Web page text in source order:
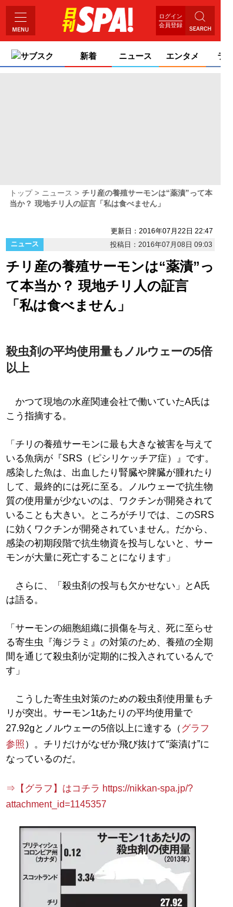
ログイン
会員登録
サブスク 新着 ニュース エンタメ ライ
トップ ニュース
チリ産の養殖サーモンは“薬漬”って本
当か？ 現地チリ人の証言「私は食べません」
更新日：2016年07月22日 22:47
ニュース
投稿日：2016年07月08日 09:03
チリ産の養殖サーモンは“薬漬”っ
て本当か？ 現地チリ人の証言
「私は食べません」
殺虫剤の平均使用量もノルウェーの5倍
以上
かつて現地の水産関連会社で働いていたA氏は
こう指摘する。
「チリの養殖サーモンに最も大きな被害を与えて
いる魚病が『SRS（ピシリケッチア症）』です。
感染した魚は、出血したり腎臓や脾臓が腫れたり
して、最終的には死に至る。ノルウェーで抗生物
質の使用量が少ないのは、ワクチンが開発されて
いることも大きい。ところがチリでは、このSRS
に効くワクチンが開発されていません。だから、
感染の初期段階で抗生物資を投与しないと、サー
モンが大量に死亡することになります」
さらに、「殺虫剤の投与も欠かせない」とA氏
は語る。
「サーモンの細胞組織に損傷を与え、死に至らせ
る寄生虫『海ジラミ』の対策のため、養殖の全期
間を通じて殺虫剤が定期的に投入されているんで
す」
こうした寄生虫対策のための殺虫剤使用量もチ
リが突出。サーモン1tあたりの平均使用量で
27.92gとノルウェーの5倍以上に達する（グラフ
参照）。チリだけがなぜか飛び抜けて“薬漬け”に
なっているのだ。
⇒【グラフ】はコチラ https://nikkan-spa.jp/?
attachment_id=1145357